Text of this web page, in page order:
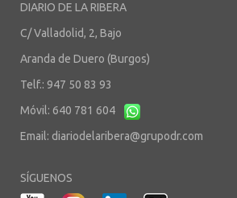
DIARIO DE LA RIBERA
C/ Valladolid, 2, Bajo
Aranda de Duero (Burgos)
Telf.: 947 50 83 93
Móvil: 640 781 604
Email: diariodelaribera@grupodr.com
SÍGUENOS